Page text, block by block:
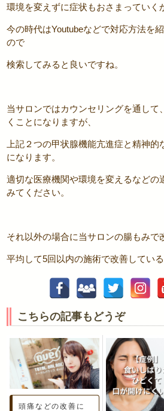
環境を変えずに症状もおさまっていく
今の時代はYoutubeなどで対応方法を
ので
検索してみると良いですね。
当サロンではカウンセリングを通して
くことになりますが、
上記２つの甲状腺機能亢進症と精神
になります。
適切な医療機関や環境を変えるなどの
みてください。
それ以外の場合に当サロンの腸もみで
平均して5回以内の施術で改善している
こちらの記事もどうぞ
頭痛などの改善に